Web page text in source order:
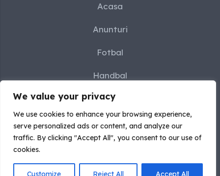
We value your privacy
We use cookies to enhance your browsing experience,
serve personalized ads or content, and analyze our
traffic. By clicking "Accept All", you consent to our use of
cookies.
Customize Reject All Accept All
Acasa
Anunturi
Fotbal
Handbal
Karate
Sah
Contact